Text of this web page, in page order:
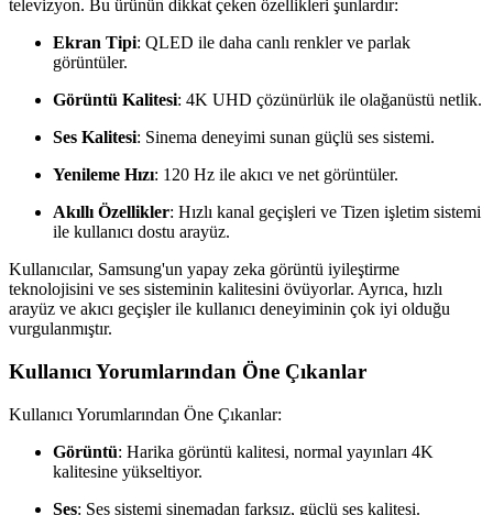
televizyon. Bu ürünün dikkat çeken özellikleri şunlardır:
Ekran Tipi: QLED ile daha canlı renkler ve parlak
görüntüler.
Görüntü Kalitesi: 4K UHD çözünürlük ile olağanüstü netlik.
Ses Kalitesi: Sinema deneyimi sunan güçlü ses sistemi.
Yenileme Hızı: 120 Hz ile akıcı ve net görüntüler.
Akıllı Özellikler: Hızlı kanal geçişleri ve Tizen işletim sistemi
ile kullanıcı dostu arayüz.
Kullanıcılar, Samsung'un yapay zeka görüntü iyileştirme
teknolojisini ve ses sisteminin kalitesini övüyorlar. Ayrıca, hızlı
arayüz ve akıcı geçişler ile kullanıcı deneyiminin çok iyi olduğu
vurgulanmıştır.
Kullanıcı Yorumlarından Öne Çıkanlar
Kullanıcı Yorumlarından Öne Çıkanlar:
Görüntü: Harika görüntü kalitesi, normal yayınları 4K
kalitesine yükseltiyor.
Ses: Ses sistemi sinemadan farksız, güçlü ses kalitesi.